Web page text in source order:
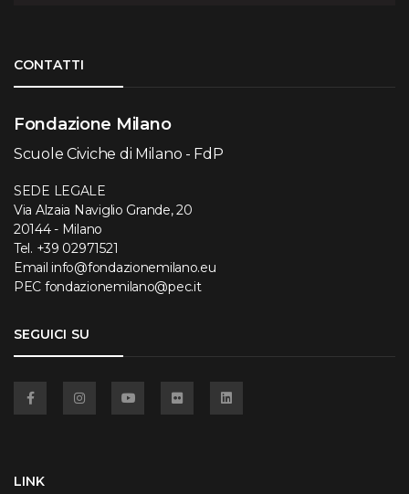
CONTATTI
Fondazione Milano
Scuole Civiche di Milano - FdP
SEDE LEGALE
Via Alzaia Naviglio Grande, 20
20144 - Milano
Tel. +39 02971521
Email info@fondazionemilano.eu
PEC fondazionemilano@pec.it
SEGUICI SU
LINK